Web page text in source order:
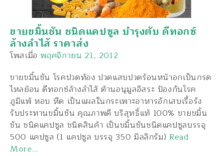
ขายขมิ้นชัน ชนิดแคปซูล บำรุงตับ ดีทอกซ์
ล้างลำไส้ ราคาส่ง
โพสเมื่อ พฤศจิกายน 21, 2012
ขายขมิ้นชัน โรคปวดท้อง ปวดแสบปวดร้อนหน้าอกเป็นกรด
ไหลย้อน ดีทอกซ์ล้างลำไส้ ต้านอนุมูลอิสระ ป้องกันโรค
ภูมิแพ้ หอบ หืด เป็นแผลในกระเพาะอาหารอักเสบเรื้อรัง
รับประทานขมิ้นชัน คุณภาพดี บริสุทธิ์แท้ 100% ขายขมิ้น
ชัน ชนิดแคปซูล ชนิดสินค้า เป็นขมิ้นชันชนิดแคปซูลบรรจุ
500 แคปซูล (1 แคปซูล บรรจุ 350 มิลลิกรัม)Read
More…